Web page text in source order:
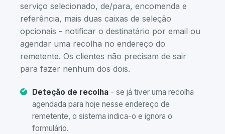
serviço selecionado, de/para, encomenda e
referência, mais duas caixas de seleção
opcionais - notificar o destinatário por email ou
agendar uma recolha no endereço do
remetente. Os clientes não precisam de sair
para fazer nenhum dos dois.
Deteção de recolha - se já tiver uma recolha
agendada para hoje nesse endereço de
remetente, o sistema indica-o e ignora o
formulário.